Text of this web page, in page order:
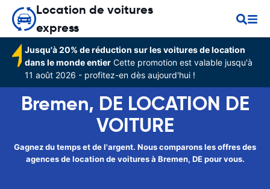
Location de voitures
express
Jusqu'à 20% de réduction sur les voitures de location
dans le monde entier Cette promotion est valable jusqu'à
11 août 2026 - profitez-en dès aujourd'hui !
Bremen, DE LOCATION DE
VOITURE
Gagnez du temps et de l'argent. Nous comparons les offres des
agences de location de voitures à Bremen, DE pour vous.